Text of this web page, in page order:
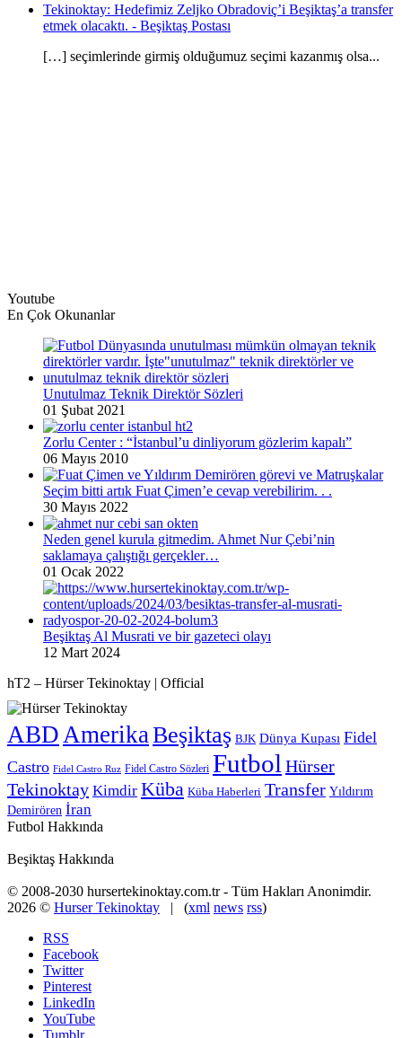
Tekinoktay: Hedefimiz Zeljko Obradoviç’i Beşiktaş’a transfer
etmek olacaktı. - Beşiktaş Postası
[…] seçimlerinde girmiş olduğumuz seçimi kazanmış olsa...
Youtube
En Çok Okunanlar
Unutulmaz Teknik Direktör Sözleri
01 Şubat 2021
Zorlu Center : “İstanbul’u dinliyorum gözlerim kapalı”
06 Mayıs 2010
Seçim bitti artık Fuat Çimen’e cevap verebilirim. . .
30 Mayıs 2022
Neden genel kurula gitmedim. Ahmet Nur Çebi’nin
saklamaya çalıştığı gerçekler…
01 Ocak 2022
Beşiktaş Al Musrati ve bir gazeteci olayı
12 Mart 2024
hT2 – Hürser Tekinoktay | Official
ABD Amerika Beşiktaş BJK Dünya Kupası Fidel
Castro Fidel Castro Ruz Fidel Castro Sözleri Futbol Hürser
Tekinoktay Kimdir Küba Küba Haberleri Transfer Yıldırım
Demirören İran
Futbol Hakkında
Beşiktaş Hakkında
© 2008-2030 hursertekinoktay.com.tr - Tüm Hakları Anonimdir.
2026 © Hurser Tekinoktay | (xml news rss)
RSS
Facebook
Twitter
Pinterest
LinkedIn
YouTube
Tumblr